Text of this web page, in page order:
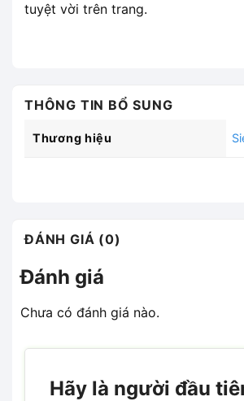
tuyệt vời trên trang.
THÔNG TIN BỔ SUNG
Thương hiệu
ĐÁNH GIÁ (0)
Đánh giá
Chưa có đánh giá nào.
Hãy là người đầu